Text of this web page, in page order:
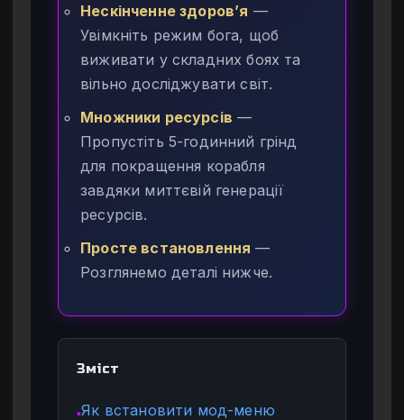
Нескінченне здоров’я —
Увімкніть режим бога, щоб
виживати у складних боях та
вільно досліджувати світ.
Множники ресурсів —
Пропустіть 5-годинний грінд
для покращення корабля
завдяки миттєвій генерації
ресурсів.
Просте встановлення —
Розглянемо деталі нижче.
Зміст
●Як встановити мод-меню